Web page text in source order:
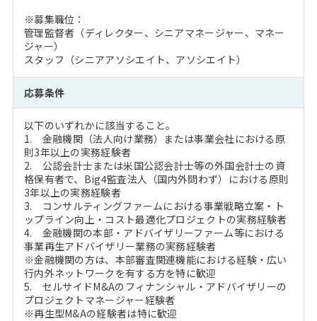
※募集職位：
管理監督者（ディレクター、シニアマネージャー、マネー
ジャー）
スタッフ（シニアアソシエイト、アソシエイト）
応募条件
以下のいずれかに該当すること。
1. 金融機関（法人向け業務）または事業会社における原
則3年以上の実務経験者
2. 公認会計士または米国公認会計士等の外国会計士の資
格保有者で、Big4監査法人（国内外問わず）における原則
3年以上の実務経験者
3. コンサルティングファームにおける事業戦略立案・ト
ップライン向上・コスト最適化プロジェクトの実務経験者
4. 金融機関の本部・アドバイザリーファーム等における
事業再生アドバイザリー業務の実務経験者
※金融機関の方は、本部審査関連機能における経験・広い
行内外ネットワークを有する方を特に歓迎
5. セルサイドM&Aのフィナンシャル・アドバイザリーの
プロジェクトマネージャー経験者
※再生型M&Aの経験者は特に歓迎